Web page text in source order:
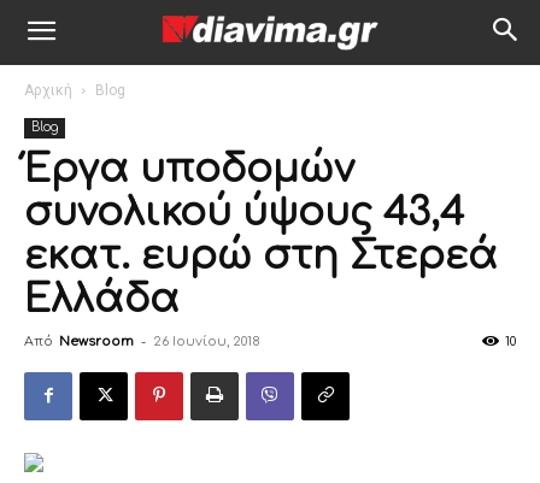
Αρχική Blog
Blog
Έργα υποδομών
συνολικού ύψους 43,4
εκατ. ευρώ στη Στερεά
Ελλάδα
Από Newsroom - 26 Ιουνίου, 2018 10